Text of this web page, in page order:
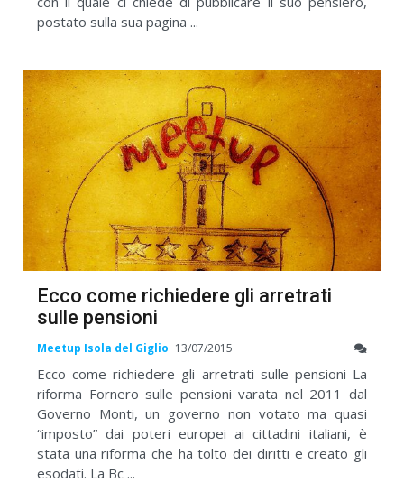
postato sulla sua pagina ...
Ecco come richiedere gli arretrati
sulle pensioni
Meetup Isola del Giglio 13/07/2015
Ecco come richiedere gli arretrati sulle pensioni La
riforma Fornero sulle pensioni varata nel 2011 dal
Governo Monti, un governo non votato ma quasi
“imposto” dai poteri europei ai cittadini italiani, è
stata una riforma che ha tolto dei diritti e creato gli
esodati. La Bc ...